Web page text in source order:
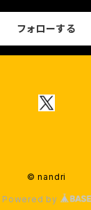
フォローする
© nandri
Powered by